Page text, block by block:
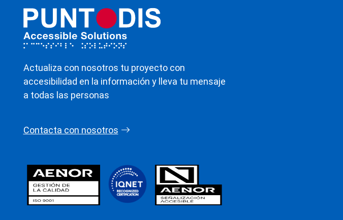
Actualiza con nosotros tu proyecto con
accesibilidad en la información y lleva tu mensaje
a todas las personas
Contacta con nosotros